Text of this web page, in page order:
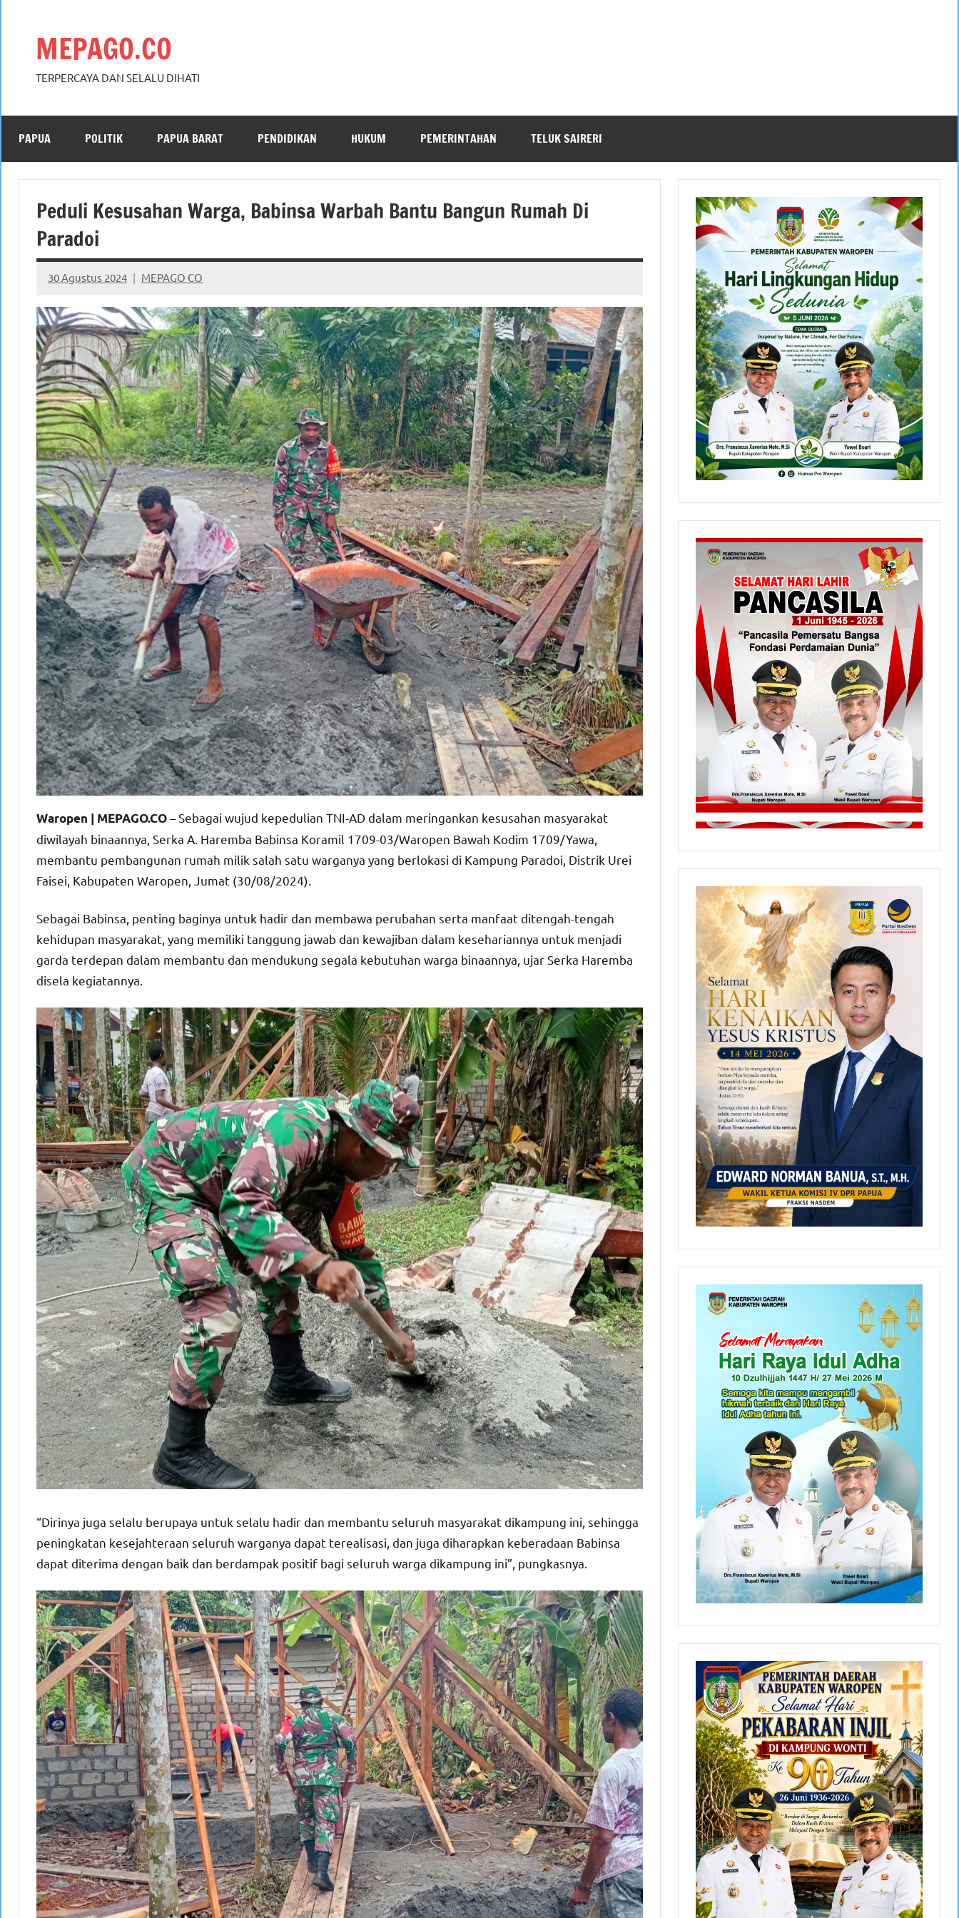
MEPAGO.CO
TERPERCAYA DAN SELALU DIHATI
PAPUA POLITIK PAPUA BARAT PENDIDIKAN HUKUM PEMERINTAHAN TELUK SAIRERI
Peduli Kesusahan Warga, Babinsa Warbah Bantu Bangun Rumah Di
Paradoi
30 Agustus 2024 MEPAGO CO
No
comments
Waropen | MEPAGO.CO– Sebagai wujud kepedulian TNI-AD dalam meringankan kesusahan masyarakat
diwilayah binaannya, Serka A. Haremba Babinsa Koramil 1709-03/Waropen Bawah Kodim 1709/Yawa,
membantu pembangunan rumah milik salah satu warganya yang berlokasi di Kampung Paradoi, Distrik Urei
Faisei, Kabupaten Waropen, Jumat (30/08/2024).
Sebagai Babinsa, penting baginya untuk hadir dan membawa perubahan serta manfaat ditengah-tengah
kehidupan masyarakat, yang memiliki tanggung jawab dan kewajiban dalam kesehariannya untuk menjadi
garda terdepan dalam membantu dan mendukung segala kebutuhan warga binaannya, ujar Serka Haremba
disela kegiatannya.
“Dirinya juga selalu berupaya untuk selalu hadir dan membantu seluruh masyarakat dikampung ini, sehingga
peningkatan kesejahteraan seluruh warganya dapat terealisasi, dan juga diharapkan keberadaan Babinsa
dapat diterima dengan baik dan berdampak positif bagi seluruh warga dikampung ini”, pungkasnya.